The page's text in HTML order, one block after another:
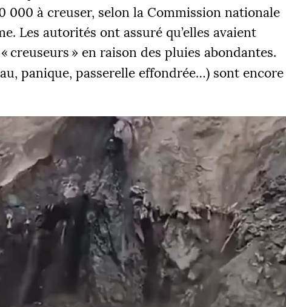
000 à creuser, selon la Commission nationale
Les autorités ont assuré qu’elles avaient
creuseurs » en raison des pluies abondantes.
panique, passerelle effondrée…) sont encore
20
10000 € 15000 €
FAIRE UN DON